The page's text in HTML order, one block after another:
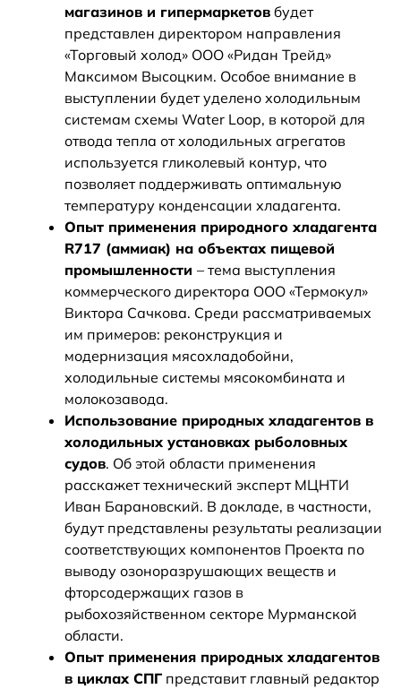
магазинов и гипермаркетов будет
представлен директором направления
«Торговый холод» ООО «Ридан Трейд»
Максимом Высоцким. Особое внимание в
выступлении будет уделено холодильным
системам схемы Water Loop, в которой для
отвода тепла от холодильных агрегатов
используется гликолевый контур, что
позволяет поддерживать оптимальную
температуру конденсации хладагента.
Опыт применения природного хладагента
R717 (аммиак) на объектах пищевой
промышленности – тема выступления
коммерческого директора ООО «Термокул»
Виктора Сачкова. Среди рассматриваемых
им примеров: реконструкция и
модернизация мясохладобойни,
холодильные системы мясокомбината и
молокозавода.
Использование природных хладагентов в
холодильных установках рыболовных
судов. Об этой области применения
расскажет технический эксперт МЦНТИ
Иван Барановский. В докладе, в частности,
будут представлены результаты реализации
соответствующих компонентов Проекта по
выводу озоноразрушающих веществ и
фторсодержащих газов в
рыбохозяйственном секторе Мурманской
области.
Опыт применения природных хладагентов
в циклах СПГ представит главный редактор